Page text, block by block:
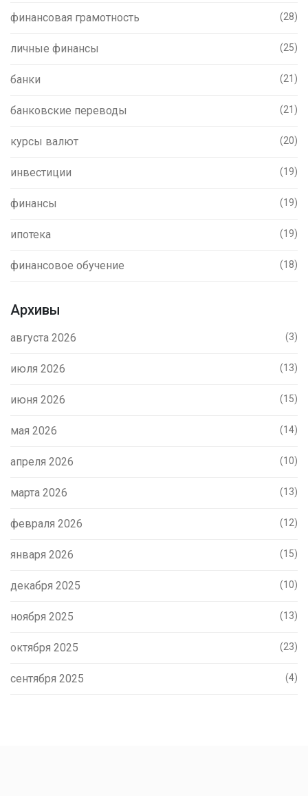
финансовая грамотность (28)
личные финансы (25)
банки (21)
банковские переводы (21)
курсы валют (20)
инвестиции (19)
финансы (19)
ипотека (19)
финансовое обучение (18)
Архивы
августа 2026 (3)
июля 2026 (13)
июня 2026 (15)
мая 2026 (14)
апреля 2026 (10)
марта 2026 (13)
февраля 2026 (12)
января 2026 (15)
декабря 2025 (10)
ноября 2025 (13)
октября 2025 (23)
сентября 2025 (4)